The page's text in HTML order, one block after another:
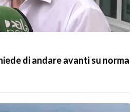
di andare avanti su norma